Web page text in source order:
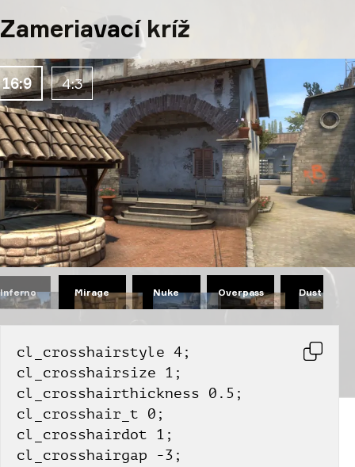
Zameriavací kríž
16:9 4:3
Inferno Mirage Nuke Overpass Dust II
cl_crosshairstyle 4;
cl_crosshairsize 1;
cl_crosshairthickness 0.5;
cl_crosshair_t 0;
cl_crosshairdot 1;
cl_crosshairgap -3;